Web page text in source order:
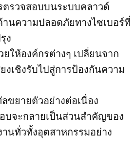
รวจสอบบนระบบคลาวด์
นความปลอดภัยทางไซเบอร์ที่
ง
ให้องค์กรต่างๆ เปลี่ยนจาก
งเชิงรับไปสู่การป้องกันความ
ขยายตัวอย่างต่อเนื่อง
บจะกลายเป็นส่วนสำคัญของ
นทั่วทั้งอุตสาหกรรมอย่าง